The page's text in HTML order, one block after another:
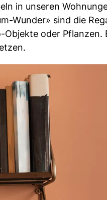
in unseren
Wunder» sind die
oder Pflanzen.